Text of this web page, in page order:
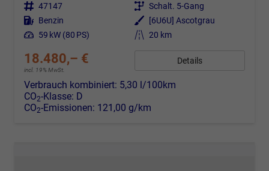
Fahrzeugnr. 47147 Getriebe Schalt. 5-Gang
Kraftstoff Benzin Außenfarbe [6U6U] Ascotgrau
Leistung 59 kW (80 PS) Kilometerstand 20 km
18.480,– €
incl. 19% MwSt.
Details
Verbrauch kombiniert: 5,30 l/100km
CO2-Klasse: D
CO2-Emissionen: 121,00 g/km